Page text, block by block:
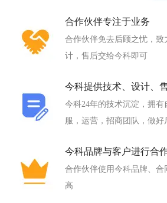
合作伙伴专注于业务
合作伙伴免去后顾之忧，
计，售后交给今科即可
今科提供技术、设计、
今科24年的技术沉淀，拥
服，运营，招商团队，做好
今科品牌与客户进行合
合作伙伴使用今科品牌、
高